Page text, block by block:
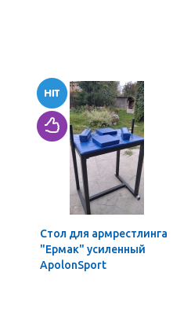
Стол для армрестлинга
"Ермак" усиленный
ApolonSport